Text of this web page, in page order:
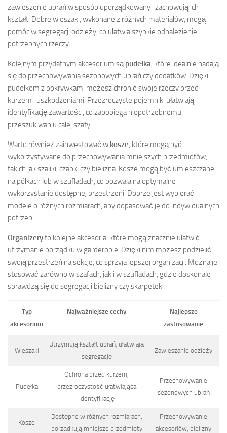
zawieszenie ubrań w sposób uporządkowany i zachowują ich
kształt. Dobre wieszaki, wykonane z różnych materiałów, mogą
pomóc w segregacji odzieży, co ułatwia szybkie odnalezienie
potrzebnych rzeczy.
Kolejnym przydatnym akcesorium sąpudełka, które idealnie nadają
się do przechowywania sezonowych ubrań czy dodatków. Dzięki
pudełkom z pokrywkami możesz chronić swoje rzeczy przed
kurzem i uszkodzeniami. Przezroczyste pojemniki ułatwiają
identyfikację zawartości, co zapobiega niepotrzebnemu
przeszukiwaniu całej szafy.
Warto również zainwestować w kosze, które mogą być
wykorzystywane do przechowywania mniejszych przedmiotów,
takich jak szaliki, czapki czy bielizna. Kosze mogą być umieszczane
na półkach lub w szufladach, co pozwala na optymalne
wykorzystanie dostępnej przestrzeni. Dobrze jest wybierać
modele o różnych rozmiarach, aby dopasować je do indywidualnych
potrzeb.
Organizeryto kolejne akcesoria, które mogą znacznie ułatwić
utrzymanie porządku w garderobie. Dzięki nim możesz podzielić
swoją przestrzeń na sekcje, co sprzyja lepszej organizacji. Można je
stosować zarówno w szafach, jak i w szufladach, gdzie doskonale
sprawdzą się do segregacji bielizny czy skarpetek.
Typ
akcesorium
Najważniejsze cechy
Najlepsze
zastosowanie
Wieszaki
Utrzymują kształt ubrań, ułatwiają
segregację
Zawieszanie odzieży
Pudełka
Ochrona przed kurzem,
przezroczystość ułatwiająca
identyfikację
Przechowywanie
sezonowych ubrań
Kosze
Dostępne w różnych rozmiarach,
porządkują mniejsze przedmioty
Przechowywanie
akcesoriów, bielizny